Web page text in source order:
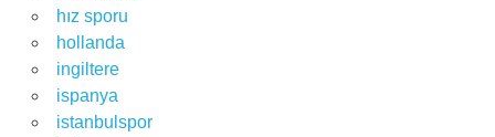
hız sporu
hollanda
ingiltere
ispanya
istanbulspor